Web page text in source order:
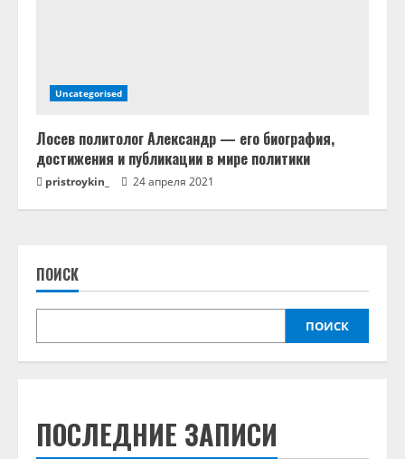
Uncategorised
Лосев политолог Александр — его биография,
достижения и публикации в мире политики
pristroykin_ 24 апреля 2021
ПОИСК
ПОИСК
ПОСЛЕДНИЕ ЗАПИСИ